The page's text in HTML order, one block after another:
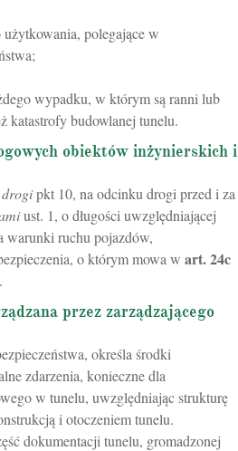
polegające w
wypadku, w którym są ranni lub
katastrofy budowlanej tunelu.
obiektów inżynierskich i
drogipkt 10, na odcinku drogi przed i za
ust. 1, o długości uwzględniającej
warunki ruchu pojazdów,
o którym mowa w art.24c
przez zarządzającego
określa środki
zdarzenia, konieczne dla
w tunelu, uwzględniając strukturę
i otoczeniem tunelu.
dokumentacji tunelu, gromadzonej